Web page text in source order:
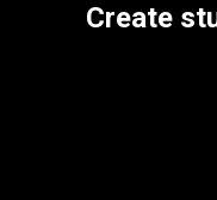
Create